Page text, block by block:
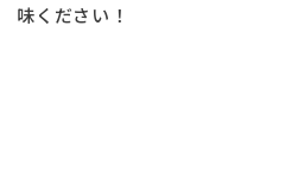
味ください！